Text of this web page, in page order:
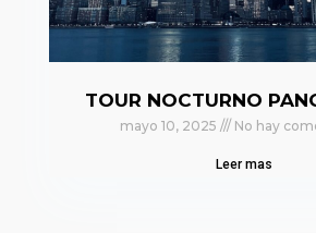
TOUR NOCTURNO
mayo 10, 2025 No hay
Leer mas